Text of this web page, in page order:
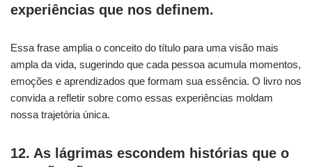
experiências que nos definem.
Essa frase amplia o conceito do título para uma visão mais
ampla da vida, sugerindo que cada pessoa acumula momentos,
emoções e aprendizados que formam sua essência. O livro nos
convida a refletir sobre como essas experiências moldam
nossa trajetória única.
12. As lágrimas escondem histórias que o